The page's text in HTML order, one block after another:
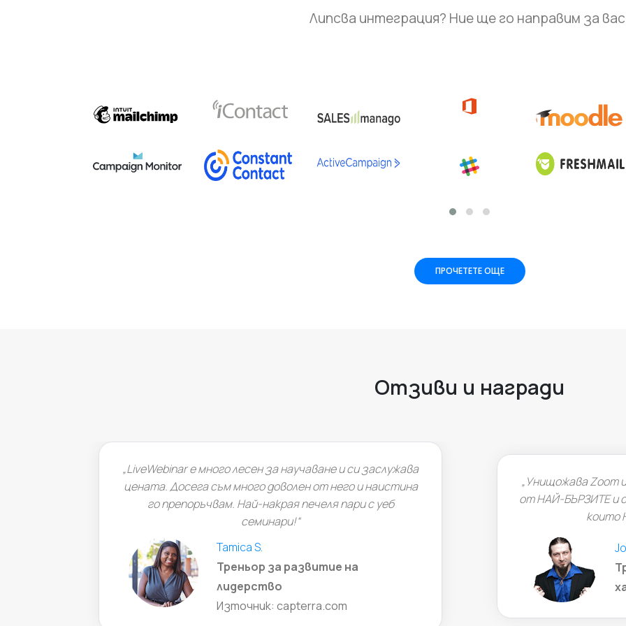
Липсва интеграция? Ние ще го направим за
ПРОЧЕТЕТЕ ОЩЕ
Отзиви и награди
„LiveWebinar е много лесен за научаване и си заслужава
цената. Досега съм много доволен от него и наистина
го препоръчвам. Най-накрая печеля пари с уеб
семинари!“
Tamica S.
Треньор за развитие на
лидерство
Източник: capterra.com
„Унищожава Zoom
от НАЙ-БЪРЗИТЕ и
които